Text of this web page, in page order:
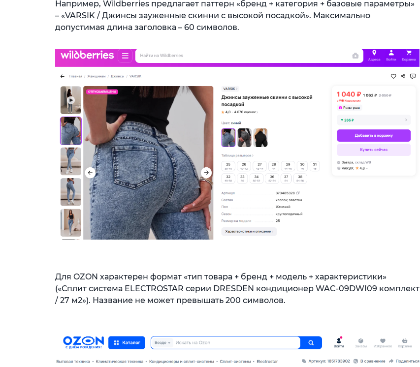
Например, Wildberries предлагает паттерн «бренд + категория + базовые параметры»
– «VARSIK / Джинсы зауженные скинни с высокой посадкой». Максимально
допустимая длина заголовка – 60 символов.
Для OZON характерен формат «тип товара + бренд + модель + характеристики»
(«Сплит система ELECTROSTAR серии DRESDEN кондиционер WAC-09DWI09 комплект
/ 27 м2»). Название не может превышать 200 символов.